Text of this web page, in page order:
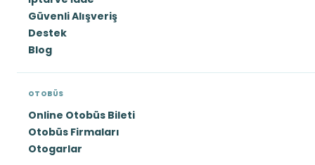
Güvenli Alışveriş
Destek
Blog
OTOBÜS
Online Otobüs Bileti
Otobüs Firmaları
Otogarlar